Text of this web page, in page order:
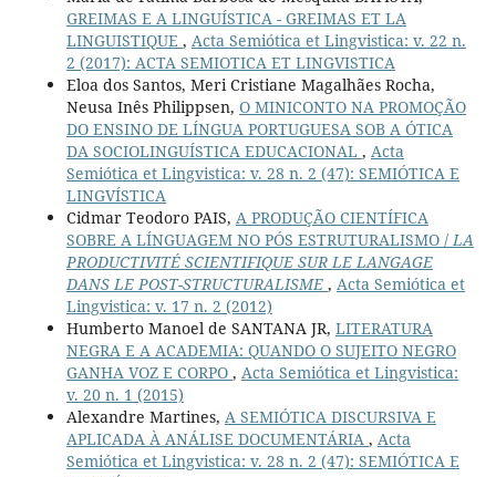
GREIMAS E A LINGUÍSTICA - GREIMAS ET LA
LINGUISTIQUE , Acta Semiótica et Lingvistica: v. 22 n.
2 (2017): ACTA SEMIOTICA ET LINGVISTICA
Eloa dos Santos, Meri Cristiane Magalhães Rocha,
Neusa Inês Philippsen, O MINICONTO NA PROMOÇÃO
DO ENSINO DE LÍNGUA PORTUGUESA SOB A ÓTICA
DA SOCIOLINGUÍSTICA EDUCACIONAL , Acta
Semiótica et Lingvistica: v. 28 n. 2 (47): SEMIÓTICA E
LINGVÍSTICA
Cidmar Teodoro PAIS, A PRODUÇÃO CIENTÍFICA
SOBRE A LÍNGUAGEM NO PÓS ESTRUTURALISMO /LA
PRODUCTIVITÉ SCIENTIFIQUE SUR LE LANGAGE
DANS LE POST-STRUCTURALISME , Acta Semiótica et
Lingvistica: v. 17 n. 2 (2012)
Humberto Manoel de SANTANA JR, LITERATURA
NEGRA E A ACADEMIA: QUANDO O SUJEITO NEGRO
GANHA VOZ E CORPO , Acta Semiótica et Lingvistica:
v. 20 n. 1 (2015)
Alexandre Martines, A SEMIÓTICA DISCURSIVA E
APLICADA À ANÁLISE DOCUMENTÁRIA , Acta
Semiótica et Lingvistica: v. 28 n. 2 (47): SEMIÓTICA E